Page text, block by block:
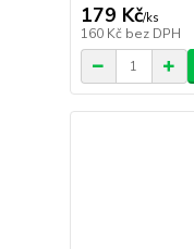
179 Kč/ks
160 Kč bez DPH